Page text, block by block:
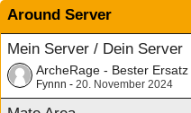
Around Server
Mein Server / Dein Server
ArcheRage - Bester
Fynnn - 20. November 2024